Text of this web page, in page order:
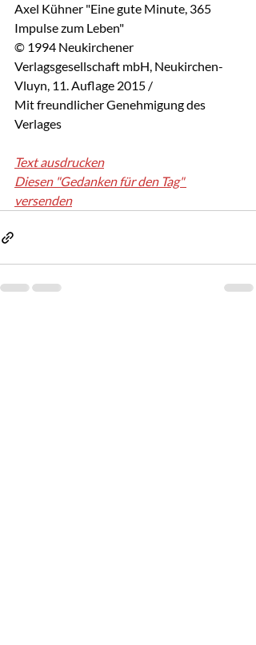
Axel Kühner "Eine gute Minute, 365
Impulse zum Leben"
© 1994 Neukirchener
Verlagsgesellschaft mbH, Neukirchen-
Vluyn, 11. Auflage 2015 /
Mit freundlicher Genehmigung des
Verlages
Text ausdrucken
Diesen "Gedanken für den Tag"
versenden